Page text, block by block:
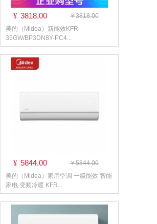
¥ 3818.00
￥3818.00
美的（Midea）新能效KFR-
35GW/BP3DN8Y-PC4...
¥ 5844.00
￥5844.00
美的（Midea）家用空调 一级能效 智能
家电 变频冷暖 KFR...